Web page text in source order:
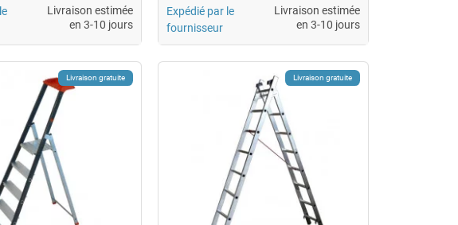
Livraison estimée
en 3-10 jours
Expédié par le
fournisseur
Livraison estimée
en 3-10 jours
Livraison gratuite Livraison gratuite